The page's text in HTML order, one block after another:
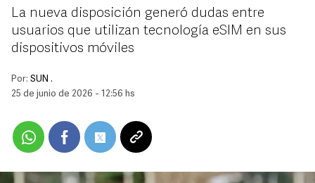
La nueva disposición generó dudas entre
usuarios que utilizan tecnología eSIM en sus
dispositivos móviles
Por: SUN .
25 de junio de 2026 - 12:56 hs